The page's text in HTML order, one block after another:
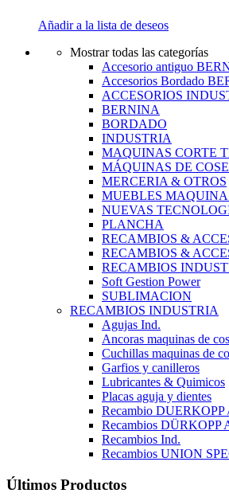
Añadir a la lista de deseos
Mostrar todas las categorías
Accesorio antiguo
Accesorios Bordado
ACCESORIOS
BERNINA
BORDADO
INDUSTRIA
MAQUINAS CORTE
MÁQUINAS DE
MERCERIA & OTROS
MUEBLES
NUEVAS
PLANCHA
RECAMBIOS &
RECAMBIOS &
RECAMBIOS
Soft Gestion Power
SUBLIMACION
RECAMBIOS INDUSTRIA
Agujas Ind.
Ancoras maquinas de
Cuchillas maquinas de
Garfios y canilleros
Lubricantes & Quimicos
Placas aguja y dientes
Recambio DUERKOPP
Recambios DÜRKOPP
Recambios Ind.
Recambios UNION
Últimos Productos